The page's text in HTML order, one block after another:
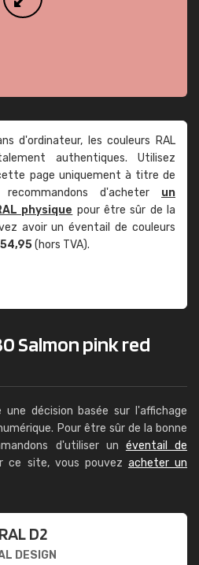
d'ordinateur, les couleurs RAL
authentiques. Utilisez
page uniquement à titre de
d'acheter un
physique pour être sûr de la
avoir un éventail de couleurs
(hors TVA).
Salmon pink red
décision basée sur l'affichage
Pour être sûr de la bonne
d'utiliser un éventail de
ce site, vous pouvez acheter un
RAL D2
DESIGN